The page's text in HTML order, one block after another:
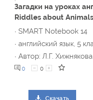
Загадки на уроках
Riddles about
· SMART Notebook 14
· английский язык, 5
· Автор: Л.Г. Хижнякова
0 0
Скачать